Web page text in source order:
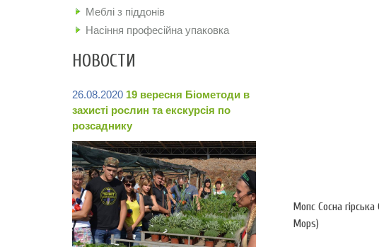
Меблі з піддонів
Насіння професійна упаковка
НОВОСТИ
26.08.2020 19 вересня Біометоди в
захисті рослин та екскурсія по
розсаднику
Мопс Сосна
Mops)